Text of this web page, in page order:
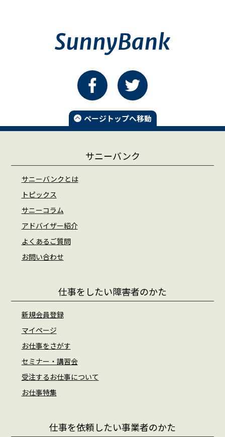
ページトップへ移動
サニーバンク
サニーバンクとは
トピックス
サニーコラム
アドバイザー紹介
よくあるご質問
お問い合わせ
仕事をしたい障害者のかた
新規会員登録
マイページ
お仕事をさがす
セミナー・講習会
受注するお仕事について
お仕事特集
仕事を依頼したい事業者のかた